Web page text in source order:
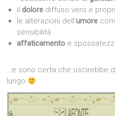
ildolore diffuso vero e
le alterazioni dell’umore
sensibilità
affaticamento e
…e sono certa che uscirebbe
lungo